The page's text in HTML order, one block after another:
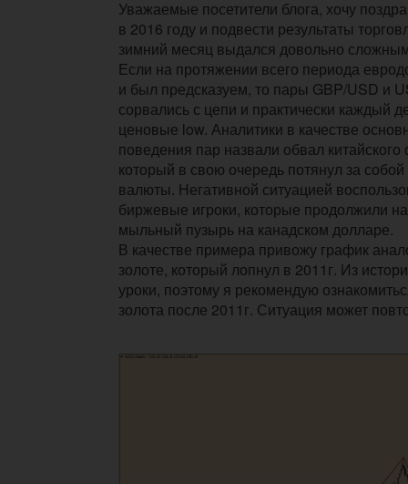
Уважаемые посетители блога, хочу
в 2016 году и подвести результаты
зимний месяц выдался довольно
Если на протяжении всего периода
и был предсказуем, то пары GBP/USD и
сорвались с цепи и практически каждый
ценовые low. Аналитики в качестве
поведения пар назвали обвал
который в свою очередь потянул за
валюты. Негативной ситуацией
биржевые игроки, которые продолжили
мыльный пузырь на канадском долларе.
В качестве примера привожу график
золоте, который лопнул в 2011г. Из
уроки, поэтому я рекомендую
золота после 2011г. Ситуация может